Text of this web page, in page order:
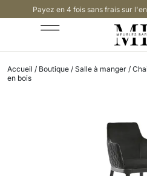
Payez en 4 fois sans frais sur
Accueil / Boutique / Salle à manger /
en bois